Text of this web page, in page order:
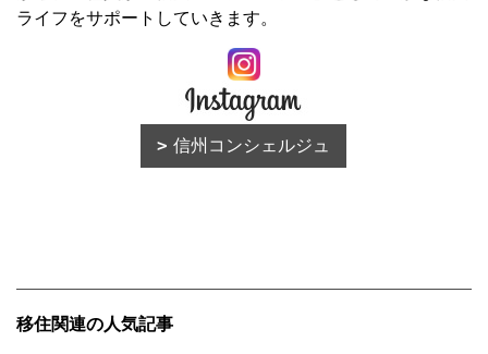
ライフをサポートしていきます。
信州コンシェルジュ
移住関連の人気記事